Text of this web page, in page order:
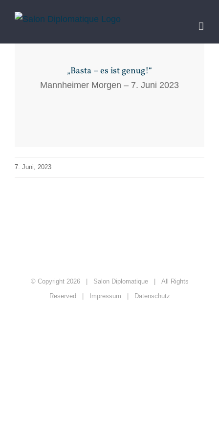
Inhalt
„Basta – es ist genug!“
Mannheimer Morgen – 7. Juni 2023
7. Juni, 2023
© Copyright 2026 | Salon Diplomatique | All Rights
Reserved |
Impressum Datenschutz